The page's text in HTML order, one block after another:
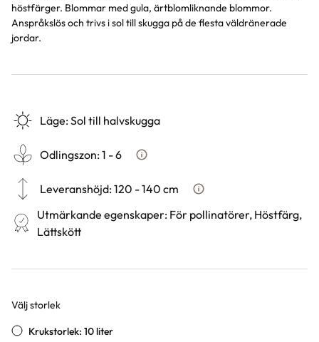
höstfärger. Blommar med gula, ärtblomliknande blommor.
Anspråkslös och trivs i sol till skugga på de flesta väldränerade
jordar.
Läge:Sol till halvskugga
Odlingszon:1 - 6 Vad är odlingszon?
Leveranshöjd:120 - 140 cm Hur vi mäter leveranshöjd
Utmärkande egenskaper: För pollinatörer, Höstfärg,
Lättskött
Välj storlek
Varianter
Krukstorlek: 10 liter